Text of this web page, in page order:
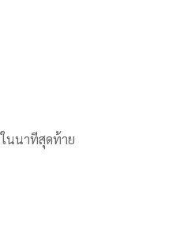
นนาทีสุดท้าย